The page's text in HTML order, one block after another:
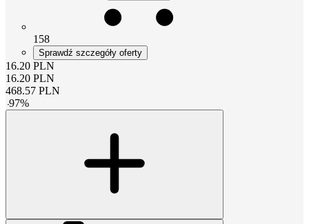
158
Sprawdź szczegóły oferty
16.20 PLN
16.20 PLN
468.57 PLN
-97%